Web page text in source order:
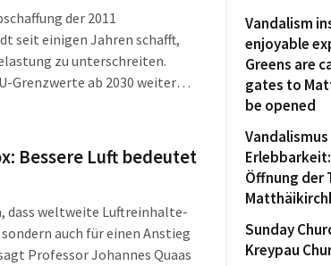
der 2011
seit einigen Jahren schafft,
zu unterschreiten.
Grenzwerte ab 2030 weiter
Auflagen erlassen […]
Bessere Luft bedeutet
dass weltweite Luftreinhalte-
auch für einen Anstieg
Professor Johannes Quaas
Vandalism
enjoyable
Greens are
gates to
be opened
Öffnung der
Sunday
Kreypau